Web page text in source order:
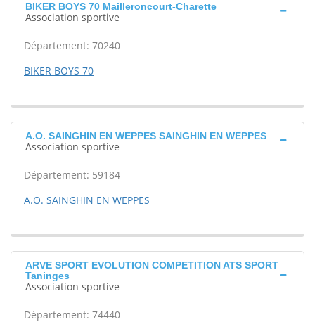
BIKER BOYS 70 Mailleroncourt-Charette
Association sportive
Département: 70240
BIKER BOYS 70
A.O. SAINGHIN EN WEPPES SAINGHIN EN WEPPES
Association sportive
Département: 59184
A.O. SAINGHIN EN WEPPES
ARVE SPORT EVOLUTION COMPETITION ATS SPORT
Taninges
Association sportive
Département: 74440